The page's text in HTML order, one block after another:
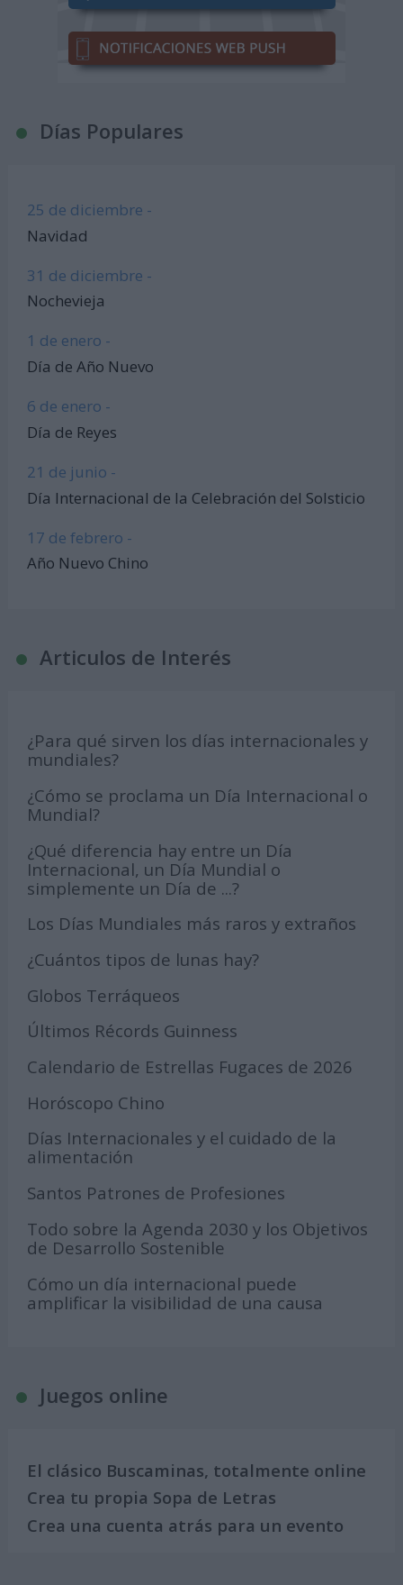
Días Populares
25 de diciembre -
Navidad
31 de diciembre -
Nochevieja
1 de enero -
Día de Año Nuevo
6 de enero -
Día de Reyes
21 de junio -
Día Internacional de la Celebración del Solsticio
17 de febrero -
Año Nuevo Chino
Articulos de Interés
¿Para qué sirven los días internacionales y
mundiales?
¿Cómo se proclama un Día Internacional o
Mundial?
¿Qué diferencia hay entre un Día
Internacional, un Día Mundial o
simplemente un Día de ...?
Los Días Mundiales más raros y extraños
¿Cuántos tipos de lunas hay?
Globos Terráqueos
Últimos Récords Guinness
Calendario de Estrellas Fugaces de 2026
Horóscopo Chino
Días Internacionales y el cuidado de la
alimentación
Santos Patrones de Profesiones
Todo sobre la Agenda 2030 y los Objetivos
de Desarrollo Sostenible
Cómo un día internacional puede
amplificar la visibilidad de una causa
Juegos online
El clásico Buscaminas, totalmente online
Crea tu propia Sopa de Letras
Crea una cuenta atrás para un evento